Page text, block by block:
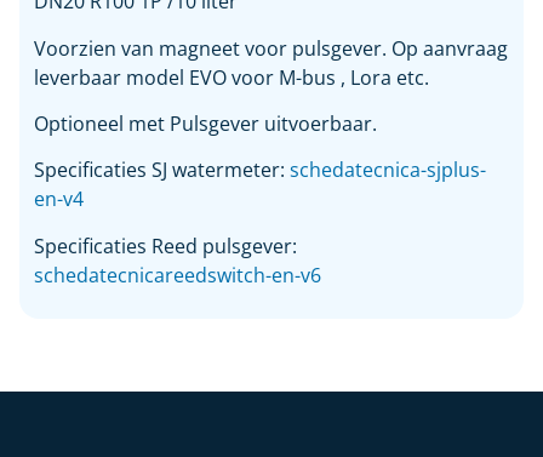
Voorzien van magneet voor pulsgever. Op aanvraag
leverbaar model EVO voor M-bus , Lora etc.
Optioneel met Pulsgever uitvoerbaar.
Specificaties SJ watermeter: schedatecnica-sjplus-
en-v4
Specificaties Reed pulsgever:
schedatecnicareedswitch-en-v6